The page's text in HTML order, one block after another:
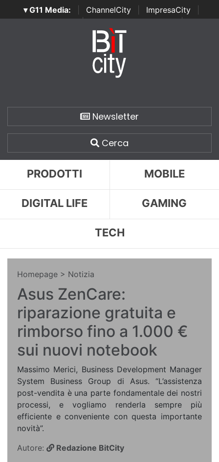
▾ G11 Media: ChannelCity ImpresaCity
SecurityOpenLab | Italian Channel Awards | Italian
Italian Security Awards
Newsletter
Cerca
PRODOTTI MOBILE
DIGITAL LIFE GAMING
TECH
Homepage > Notizia
Asus ZenCare:
riparazione gratuita e
rimborso fino a 1.000 €
sui nuovi notebook
Massimo Merici, Business Development Manager
System Business Group di Asus. “L’assistenza
post-vendita è una parte fondamentale dei nostri
processi, e vogliamo renderla sempre più
efficiente e conveniente con questa importante
novità”.
Autore:
Redazione BitCity